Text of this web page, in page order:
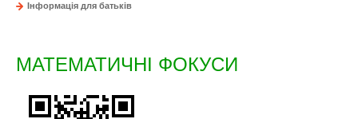
Інформація для батьків
МАТЕМАТИЧНІ ФОКУСИ